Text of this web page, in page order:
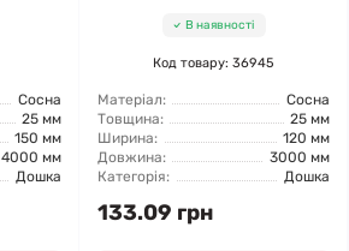
Сосна
25 мм
150 мм
4000 мм
Дошка
В наявності
Код товару: 36945
Матеріал:
Сосна
Товщина:
25 мм
Ширина:
120 мм
Довжина:
3000 мм
Категорія:
Дошка
133.09 грн